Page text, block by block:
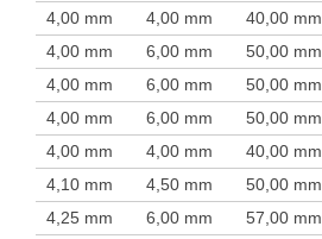
4,00 mm
4,00 mm 40,00 mm
4,00 mm
6,00 mm 50,00 mm
4,00 mm
6,00 mm 50,00 mm
4,00 mm
6,00 mm 50,00 mm
4,00 mm
4,00 mm 40,00 mm
4,10 mm
4,50 mm 50,00 mm
4,25 mm
6,00 mm 57,00 mm